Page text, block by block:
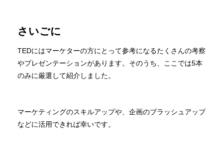
さいごに
TEDにはマーケターの方にとって参考になるたくさんの考察
やプレゼンテーションがあります。そのうち、ここでは5本
のみに厳選して紹介しました。
マーケティングのスキルアップや、企画のブラッシュアップ
などに活用できれば幸いです。